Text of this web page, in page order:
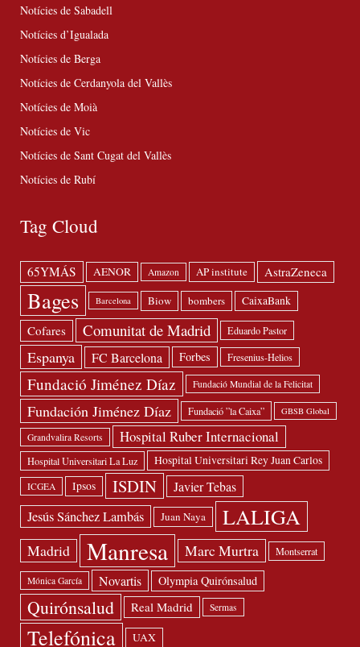
Notícies de Sabadell
Notícies d’Igualada
Notícies de Berga
Notícies de Cerdanyola del Vallès
Notícies de Moià
Notícies de Vic
Notícies de Sant Cugat del Vallès
Notícies de Rubí
Tag Cloud
65YMÁS AENOR Amazon AP institute AstraZeneca
Bages Barcelona Biow bombers CaixaBank
Cofares Comunitat de Madrid Eduardo Pastor
Espanya FC Barcelona Forbes Fresenius-Helios
Fundació Jiménez Díaz Fundació Mundial de la Felicitat
Fundación Jiménez Díaz Fundació ”la Caixa” GBSB Global
Grandvalira Resorts Hospital Ruber Internacional
Hospital Universitari La Luz Hospital Universitari Rey Juan Carlos
ICGEA Ipsos ISDIN Javier Tebas
Jesús Sánchez Lambás Juan Naya LALIGA
Madrid Manresa Marc Murtra Montserrat
Mónica García Novartis Olympia Quirónsalud
Quirónsalud Real Madrid Sermas
Telefónica UAX